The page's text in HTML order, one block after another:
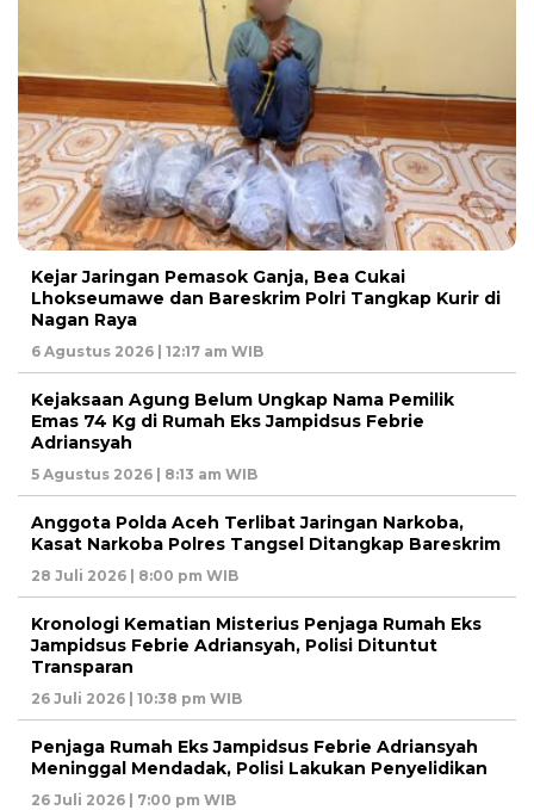
Kejar Jaringan Pemasok Ganja, Bea Cukai
Lhokseumawe dan Bareskrim Polri Tangkap Kurir di
Nagan Raya
6 Agustus 2026 | 12:17 am WIB
Kejaksaan Agung Belum Ungkap Nama Pemilik
Emas 74 Kg di Rumah Eks Jampidsus Febrie
Adriansyah
5 Agustus 2026 | 8:13 am WIB
Anggota Polda Aceh Terlibat Jaringan Narkoba,
Kasat Narkoba Polres Tangsel Ditangkap Bareskrim
28 Juli 2026 | 8:00 pm WIB
Kronologi Kematian Misterius Penjaga Rumah Eks
Jampidsus Febrie Adriansyah, Polisi Dituntut
Transparan
26 Juli 2026 | 10:38 pm WIB
Penjaga Rumah Eks Jampidsus Febrie Adriansyah
Meninggal Mendadak, Polisi Lakukan Penyelidikan
26 Juli 2026 | 7:00 pm WIB